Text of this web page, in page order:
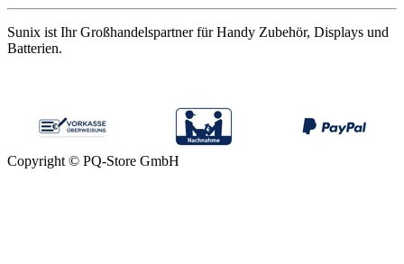
Sunix ist Ihr Großhandelspartner für Handy Zubehör, Displays und
Batterien.
Copyright © PQ-Store GmbH